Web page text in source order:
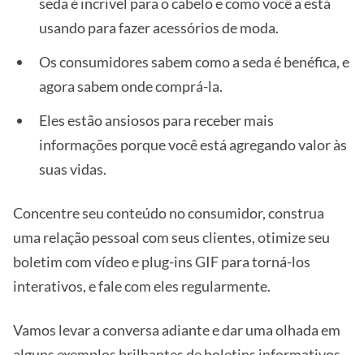
usando para fazer acessórios de moda.
Os consumidores sabem como a seda é benéfica, e
agora sabem onde comprá-la.
Eles estão ansiosos para receber mais
informações porque você está agregando valor às
suas vidas.
Concentre seu conteúdo no consumidor, construa
uma relação pessoal com seus clientes, otimize seu
boletim com vídeo e plug-ins GIF para torná-los
interativos, e fale com eles regularmente.
Vamos levar a conversa adiante e dar uma olhada em